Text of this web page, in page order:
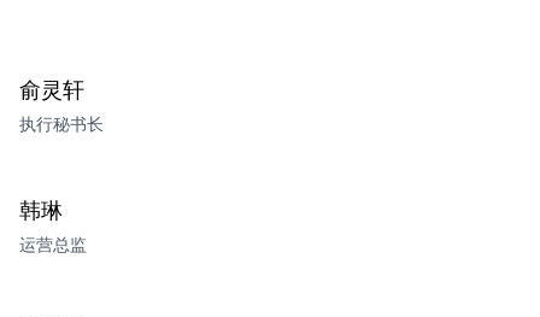
俞灵轩
执行秘书长
韩琳
运营总监